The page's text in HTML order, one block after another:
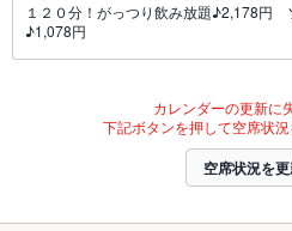
１２０分！がっつり飲み放題♪2,178円
♪1,078円
カレンダーの更新に
下記ボタンを押して空席状況
空席状況を